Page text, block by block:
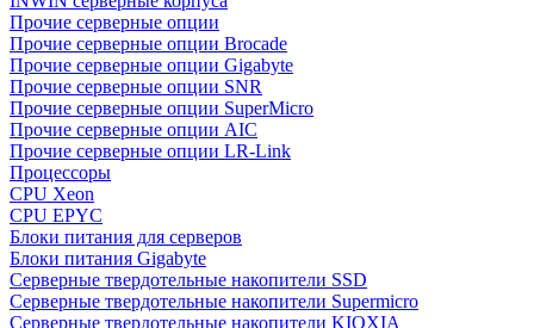
Прочие серверные опции
Прочие серверные опции Brocade
Прочие серверные опции Gigabyte
Прочие серверные опции SNR
Прочие серверные опции SuperMicro
Прочие серверные опции AIC
Прочие серверные опции LR-Link
Процессоры
CPU Xeon
CPU EPYC
Блоки питания для серверов
Блоки питания Gigabyte
Серверные твердотельные накопители SSD
Cерверные твердотельные накопители Supermicro
Cерверные твердотельные накопители KIOXIA